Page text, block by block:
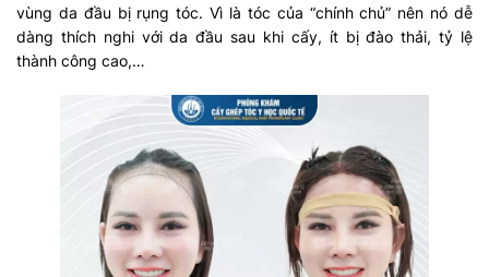
vùng da đầu bị rụng tóc. Vì là tóc của “chính chủ” nên nó dễ
dàng thích nghi với da đầu sau khi cấy, ít bị đào thải, tỷ lệ
thành công cao,…